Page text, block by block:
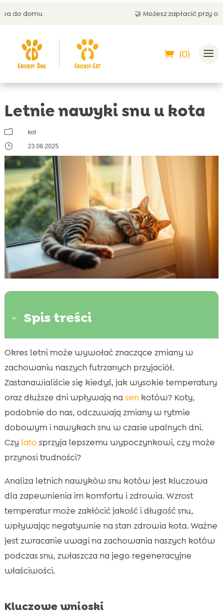
🤝 Możesz zapłacić przy odbiorze
(0)
Letnie nawyki snu u kota
m kot
} 23.06.2025
3 Spis treści
 Dlaczego letnie nawyki snu u kota są ważne?
 Kot lato sen: wzorce i zmiany
 Jak dbać o komfort termiczny kota latem
 Odpowiednia dieta wpływająca na letni sen
kota
 Znaczenie spokojnego otoczenia dla letniego
snu kota
 Wczesne wschody słońca i ich wpływ na sen
 Koty, a wakacje i zmiany w domu
 Preferencje kotów dotyczące miejsc do
spania latem
 Typowe problemy ze snem kotów latem
 Jak obserwować i analizować nawyki snu
kota
 Zabawki i aktywność fizyczna a letni sen kota
Produkty CricksyCat wspierające zdrowie i
Okres letni może wywołać znaczące zmiany w
zachowaniu naszych futrzanych przyjaciół.
Zastanawialiście się kiedyś, jak wysokie temperatury
oraz dłuższe dni wpływają na sen kotów? Koty,
podobnie do nas, odczuwają zmiany w rytmie
dobowym i nawykach snu w czasie upalnych dni.
Czy lato sprzyja lepszemu wypoczynkowi, czy może
przynosi trudności?
Analiza letnich nawyków snu kotów jest kluczowa
dla zapewnienia im komfortu i zdrowia. Wzrost
temperatur może zakłócić jakość i długość snu,
wpływając negatywnie na stan zdrowia kota. Ważne
jest zwracanie uwagi na zachowania naszych kotów
podczas snu, zwłaszcza na jego regeneracyjne
właściwości.
Kluczowe wnioski